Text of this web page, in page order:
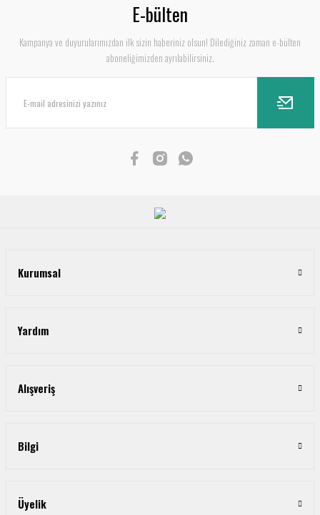
E-bülten
Kampanya ve duyurularımızdan ilk sizin haberiniz olsun! Dilediğiniz zaman e-bülten
aboneliğimizden ayrılabilirsiniz.
Kurumsal
Yardım
Alışveriş
Bilgi
Üyelik